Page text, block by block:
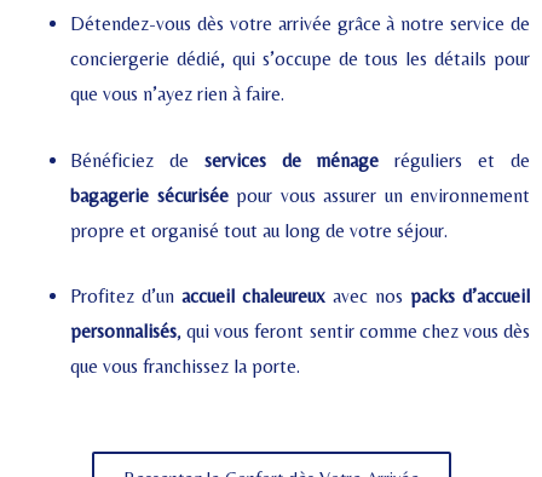
Détendez-vous dès votre arrivée grâce à notre service de
conciergerie dédié, qui s’occupe de tous les détails pour
que vous n’ayez rien à faire.
Bénéficiez de services de ménage réguliers et de
bagagerie sécuriséepour vous assurer un environnement
propre et organisé tout au long de votre séjour.
Profitez d’un accueil chaleureux avec nos packs d’accueil
personnalisés, qui vous feront sentir comme chez vous dès
que vous franchissez la porte.